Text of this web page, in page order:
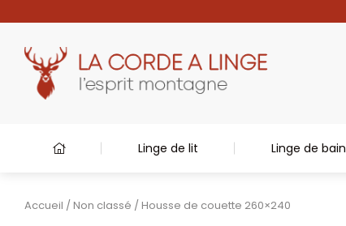
Linge de lit Linge de bain
Accueil / Non classé / Housse de couette 260×240